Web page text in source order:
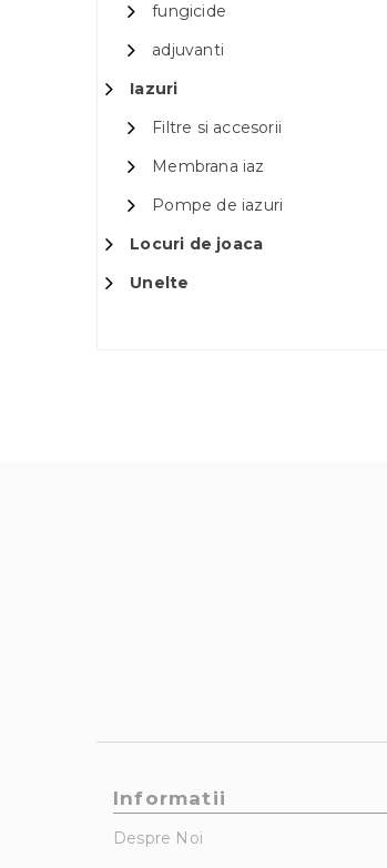
fungicide
adjuvanti
Iazuri
Filtre si accesorii
Membrana iaz
Pompe de iazuri
Locuri de joaca
Unelte
Informatii
Despre Noi